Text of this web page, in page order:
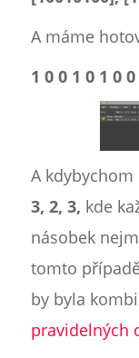
A máme
1 0 0 1 0 1 0
A
3, 2, 3, kde
násobek
tomto
by byla
pravidelných